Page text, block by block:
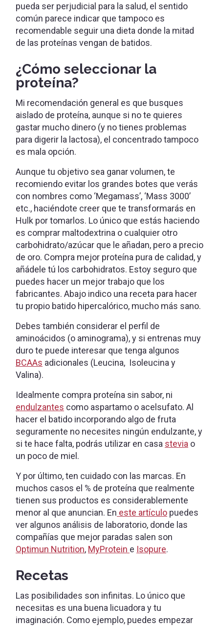
pueda ser perjudicial para la salud, el sentido
común parece indicar que tampoco es
recomendable seguir una dieta donde la mitad
de las proteínas vengan de batidos.
¿Cómo seleccionar la
proteína?
Mi recomendación general es que busques
aislado de proteína, aunque si no te quieres
gastar mucho dinero (y no tienes problemas
para digerir la lactosa), el concentrado tampoco
es mala opción.
Aunque tu objetivo sea ganar volumen, te
recomiendo evitar los grandes botes que verás
con nombres como ‘Megamass’, ‘Mass 3000’
etc., haciéndote creer que te transformarás en
Hulk por tomarlos. Lo único que estás haciendo
es comprar maltodextrina o cualquier otro
carbohidrato/azúcar que le añadan, pero a precio
de oro. Compra mejor proteína pura de calidad, y
añádele tú los carbohidratos. Estoy seguro que
puedes hacer un mejor trabajo que los
fabricantes. Abajo indico una receta para hacer
tu propio batido hipercalórico, mucho más sano.
Debes también considerar el perfil de
aminoácidos (o aminograma), y si entrenas muy
duro te puede interesar que tenga algunos
BCAAs adicionales (Leucina, Isoleucina y
Valina).
Idealmente compra proteína sin sabor, ni
endulzantes como aspartamo o acelsufato. Al
hacer el batido incorporando algo de fruta
seguramente no necesites ningún endulzante, y
si te hace falta, podrás utilizar en casa stevia o
un poco de miel.
Y por último, ten cuidado con las marcas. En
muchos casos el % de proteína que realmente
tienen sus productos es considerablemente
menor al que anuncian. En este artículo puedes
ver algunos análisis de laboratorio, donde las
compañías que mejor paradas salen son
Optimun Nutrition, MyProtein e Isopure.
Recetas
Las posibilidades son infinitas. Lo único que
necesitas es una buena licuadora y tu
imaginación. Como ejemplo, puedes empezar